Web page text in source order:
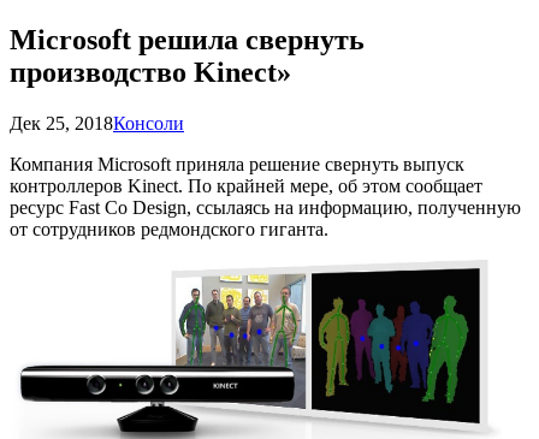
Microsoft решила свернуть
производство Kinect»
Дек 25, 2018Консоли
Компания Microsoft приняла решение свернуть выпуск
контроллеров Kinect. По крайней мере, об этом сообщает
ресурс Fast Co Design, ссылаясь на информацию, полученную
от сотрудников редмондского гиганта.